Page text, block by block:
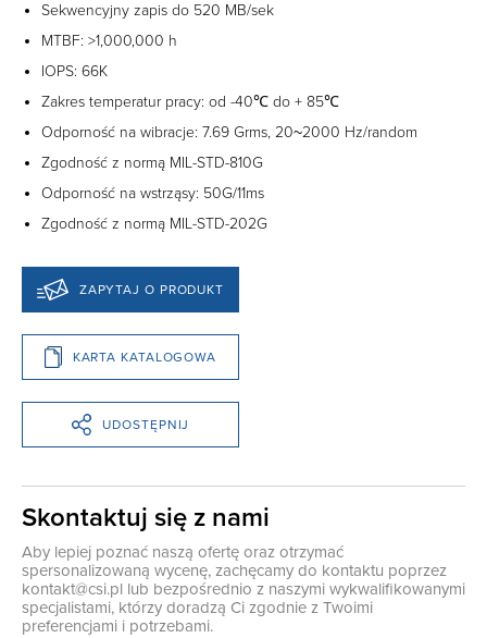
Sekwencyjny zapis do 520 MB/sek
MTBF: >1,000,000 h
IOPS: 66K
Zakres temperatur pracy: od -40℃ do + 85℃
Odporność na wibracje: 7.69 Grms, 20~2000 Hz/random
Zgodność z normą MIL-STD-810G
Odporność na wstrząsy: 50G/11ms
Zgodność z normą MIL-STD-202G
ZAPYTAJ O PRODUKT
KARTA KATALOGOWA
UDOSTĘPNIJ
Skontaktuj się z nami
Aby lepiej poznać naszą ofertę oraz otrzymać
spersonalizowaną wycenę, zachęcamy do kontaktu poprzez
kontakt@csi.pl lub bezpośrednio z naszymi wykwalifikowanymi
specjalistami, którzy doradzą Ci zgodnie z Twoimi
preferencjami i potrzebami.